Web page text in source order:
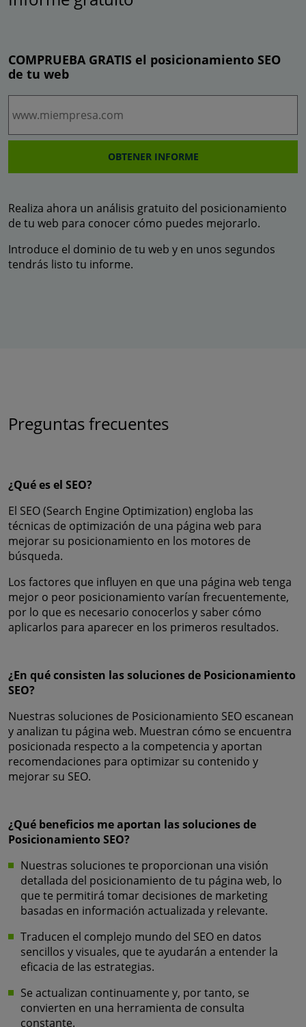
COMPRUEBA GRATIS el posicionamiento SEO
de tu web
OBTENER INFORME
Realiza ahora un análisis gratuito del posicionamiento
de tu web para conocer cómo puedes mejorarlo.
Introduce el dominio de tu web y en unos segundos
tendrás listo tu informe.
Preguntas frecuentes
¿Qué es el SEO?
El SEO (Search Engine Optimization) engloba las
técnicas de optimización de una página web para
mejorar su posicionamiento en los motores de
búsqueda.
Los factores que influyen en que una página web tenga
mejor o peor posicionamiento varían frecuentemente,
por lo que es necesario conocerlos y saber cómo
aplicarlos para aparecer en los primeros resultados.
¿En qué consisten las soluciones de Posicionamiento
SEO?
Nuestras soluciones de Posicionamiento SEO escanean
y analizan tu página web. Muestran cómo se encuentra
posicionada respecto a la competencia y aportan
recomendaciones para optimizar su contenido y
mejorar su SEO.
¿Qué beneficios me aportan las soluciones de
Posicionamiento SEO?
Nuestras soluciones te proporcionan una visión
detallada del posicionamiento de tu página web, lo
que te permitirá tomar decisiones de marketing
basadas en información actualizada y relevante.
Traducen el complejo mundo del SEO en datos
sencillos y visuales, que te ayudarán a entender la
eficacia de las estrategias.
Se actualizan continuamente y, por tanto, se
convierten en una herramienta de consulta
constante.